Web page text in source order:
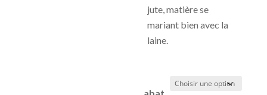
jute, matière se
mariant bien avec la
laine.